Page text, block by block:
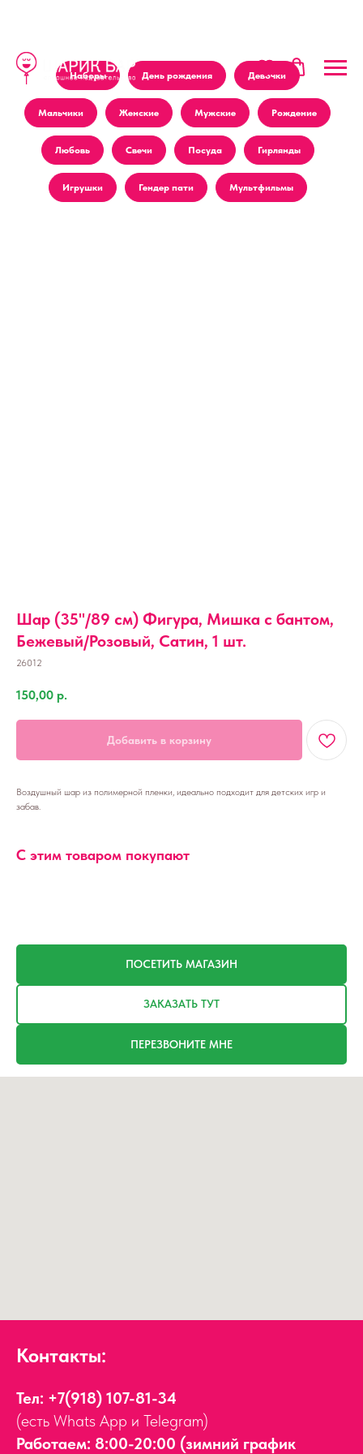
Наборы День рождения Девочки
Мальчики Женские Мужские Рождение
Любовь Свечи Посуда Гирлянды
Игрушки Гендер пати Мультфильмы
Шар (35''/89 см) Фигура, Мишка с бантом,
Бежевый/Розовый, Сатин, 1 шт.
26012
150,00 р.
Добавить в корзину
Воздушный шар из полимерной пленки, идеально подходит для детских игр и
забав.
С этим товаром покупают
ПОСЕТИТЬ МАГАЗИН
ЗАКАЗАТЬ ТУТ
ПЕРЕЗВОНИТЕ МНЕ
Контакты:
Тел: +7(918) 107-81-34
(есть Whats App и Telegram)
Работаем: 8:00-20:00 (зимний график